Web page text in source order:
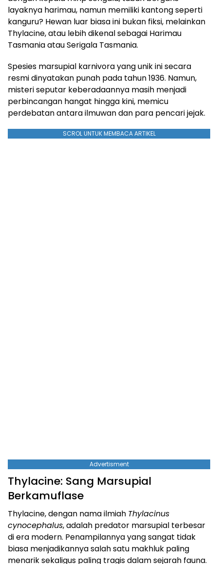
layaknya harimau, namun memiliki kantong seperti
kanguru? Hewan luar biasa ini bukan fiksi, melainkan
Thylacine, atau lebih dikenal sebagai Harimau
Tasmania atau Serigala Tasmania.
Spesies marsupial karnivora yang unik ini secara
resmi dinyatakan punah pada tahun 1936. Namun,
misteri seputar keberadaannya masih menjadi
perbincangan hangat hingga kini, memicu
perdebatan antara ilmuwan dan para pencari jejak.
SCROL UNTUK MEMBACA ARTIKEL
Advertisment
Thylacine: Sang Marsupial
Berkamuflase
Thylacine, dengan nama ilmiah Thylacinus
cynocephalus, adalah predator marsupial terbesar
di era modern. Penampilannya yang sangat tidak
biasa menjadikannya salah satu makhluk paling
menarik sekaligus paling tragis dalam sejarah fauna.